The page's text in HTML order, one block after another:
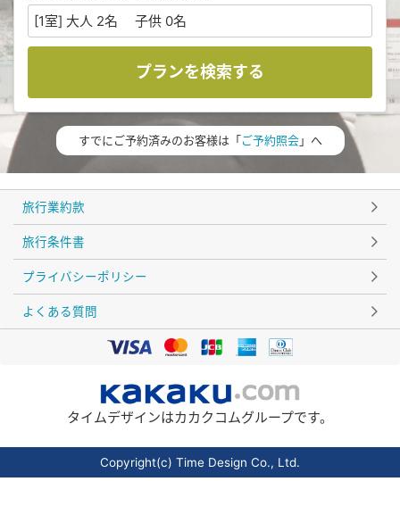
[1室] 大人 2名 子供 0名
プランを検索する
すでにご予約済みのお客様は「ご予約照会」へ
旅行業約款
旅行条件書
プライバシーポリシー
よくある質問
タイムデザインはカカクコムグループです。
Copyright(c) Time Design Co., Ltd.